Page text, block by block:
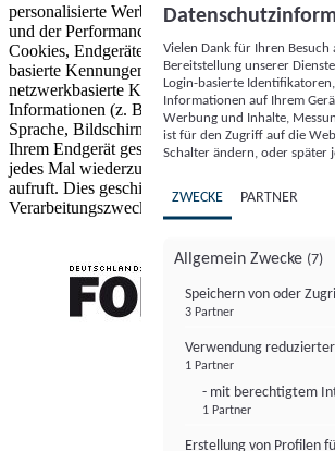
personalisierte Werbung und Inhalte, Messung
und der Performance von Inhalten sowie
Cookies, Endgeräte- oder ähnliche Online-
basierte Kennungen, zufällig generierte
netzwerkbasierte Kennungen) können
Informationen (z. B. Browsertyp und
Sprache, Bildschirmgröße, unterstützte
Ihrem Endgerät gespeichert oder von dort
jedes Mal wiederzuerkennen, wenn es eine App
aufruft. Dies geschieht für einen oder mehrere
Verarbeitungszwecke.
Vielen Dank für Ihren
Bereitstellung unserer
Login-basierte
Informationen auf Ihrem
Werbung und Inhalte,
ist für den Zugriff auf die
Schalter ändern, oder später
ZWECKE PARTNER
Allgemein Zwecke (7)
Speichern von oder
3 Partner
Verwendung
1 Partner
- mit berechtigtem
1 Partner
Erstellung von Profilen
FONDS professionell